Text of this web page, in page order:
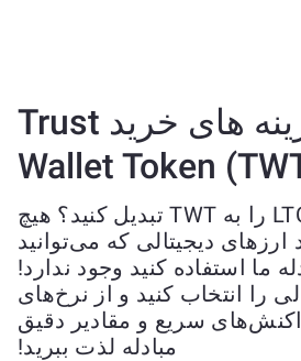
سایر گزینه های خرید Trust
Wallet Token
آیا نمی‌خواهید LTC را به TWT تبدیل کنید؟ هیچ
دیجیتالی که می‌توانید
ما استفاده کنید وجود ندارد!
را انتخاب کنید و از نرخ‌های
سریع و مقادیر دقیق
مبادله لذت ببرید!